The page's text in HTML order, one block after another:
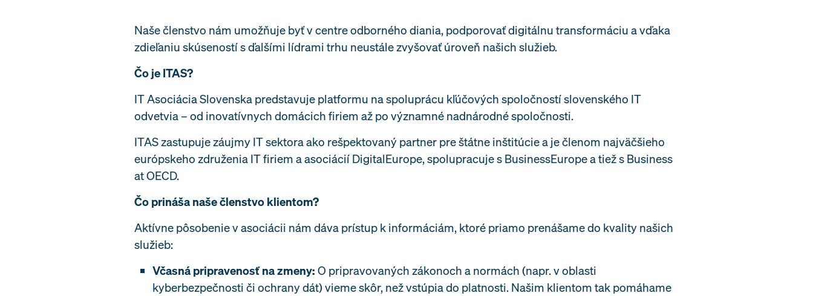
Naše členstvo nám umožňuje byť v centre odborného diania, podporovať digitálnu transformáciu a vďaka
zdieľaniu skúseností s ďalšími lídrami trhu neustále zvyšovať úroveň našich služieb.
Čo je ITAS?
IT Asociácia Slovenska predstavuje platformu na spoluprácu kľúčových spoločností slovenského IT
odvetvia – od inovatívnych domácich firiem až po významné nadnárodné spoločnosti.
ITAS zastupuje záujmy IT sektora ako rešpektovaný partner pre štátne inštitúcie a je členom najväčšieho
európskeho združenia IT firiem a asociácií DigitalEurope, spolupracuje s BusinessEurope a tiež s Business
at OECD.
Čo prináša naše členstvo klientom?
Aktívne pôsobenie v asociácii nám dáva prístup k informáciám, ktoré priamo prenášame do kvality našich
služieb:
Včasná pripravenosť na zmeny: O pripravovaných zákonoch a normách (napr. v oblasti
kyberbezpečnosti či ochrany dát) vieme skôr, než vstúpia do platnosti. Našim klientom tak pomáhame